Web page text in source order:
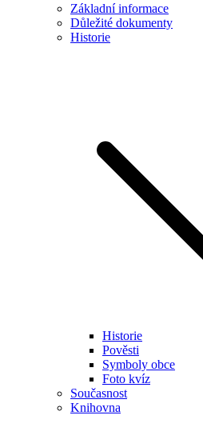
Základní informace
Důležité dokumenty
Historie
Historie
Pověsti
Symboly obce
Foto kvíz
Současnost
Knihovna